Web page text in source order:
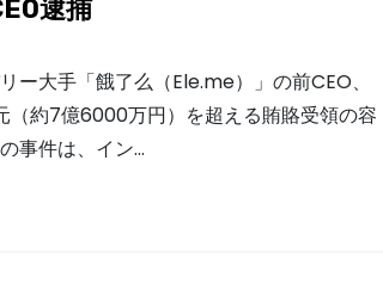
逮捕
ー大手「餓了么（Ele.me）」の前CEO、
約7億6000万円）を超える賄賂受領の容
事件は、イン…